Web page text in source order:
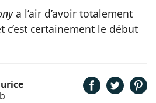
a l’air d’avoir totalement
certainement le début